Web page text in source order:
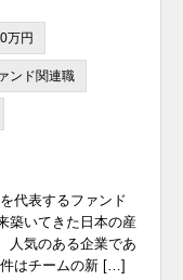
万円
ンド関連職
代表するファンド
築いてきた日本の産
人気のある企業であ
はチームの新 […]